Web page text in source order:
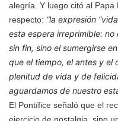
alegría. Y luego citó al Papa
respecto: “la expresión
esta espera irreprimible:
sin fin, sino el sumergirse
que el tiempo, el antes y el
plenitud de vida y de
aguardamos de nuestro
El Pontífice señaló que el